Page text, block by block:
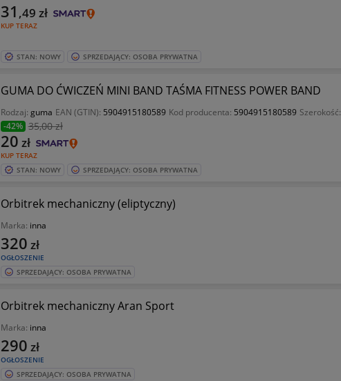
KUP TERAZ
31 ,49 zł
STAN: NOWY SPRZEDAJĄCY: OSOBA PRYWATNA
GUMA DO ĆWICZEŃ MINI BAND TAŚMA FITNESS POWER BAND
Rodzaj: guma EAN (GTIN): 5904915180589 Kod producenta: 5904915180589 Szerokość:
-42% 35,00 zł
KUP TERAZ
20 zł
STAN: NOWY SPRZEDAJĄCY: OSOBA PRYWATNA
Orbitrek mechaniczny (eliptyczny)
Marka: inna
OGŁOSZENIE
320 zł
SPRZEDAJĄCY: OSOBA PRYWATNA
Orbitrek mechaniczny Aran Sport
Marka: inna
OGŁOSZENIE
290 zł
SPRZEDAJĄCY: OSOBA PRYWATNA